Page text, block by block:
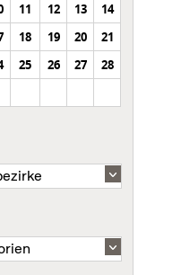
11 12 13
14
18 19 20
21
25 26 27
28